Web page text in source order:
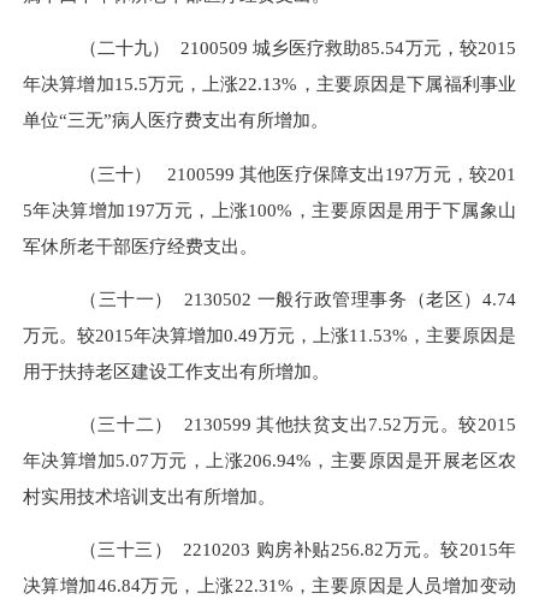
（二十九） 2100509 城乡医疗救助85.54万元，较2015
年决算增加15.5万元，上涨22.13%，主要原因是下属福利事业
单位“三无”病人医疗费支出有所增加。
（三十） 2100599其他医疗保障支出197万元，较201
5年决算增加197万元，上涨100%，主要原因是用于下属象山
军休所老干部医疗经费支出。
（三十一） 2130502 一般行政管理事务（老区）4.74
万元。较2015年决算增加0.49万元，上涨11.53%，主要原因是
用于扶持老区建设工作支出有所增加。
（三十二） 2130599其他扶贫支出7.52万元。较2015
年决算增加5.07万元，上涨206.94%，主要原因是开展老区农
村实用技术培训支出有所增加。
（三十三） 2210203 购房补贴256.82万元。较2015年
决算增加46.84万元，上涨22.31%，主要原因是人员增加变动